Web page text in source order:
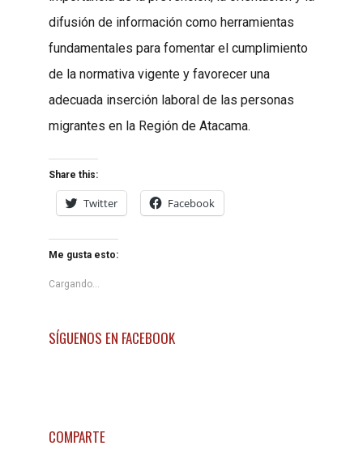
difusión de información como herramientas
fundamentales para fomentar el cumplimiento
de la normativa vigente y favorecer una
adecuada inserción laboral de las personas
migrantes en la Región de Atacama.
Share this:
Twitter Facebook
Me gusta esto:
Cargando...
SÍGUENOS EN FACEBOOK
COMPARTE